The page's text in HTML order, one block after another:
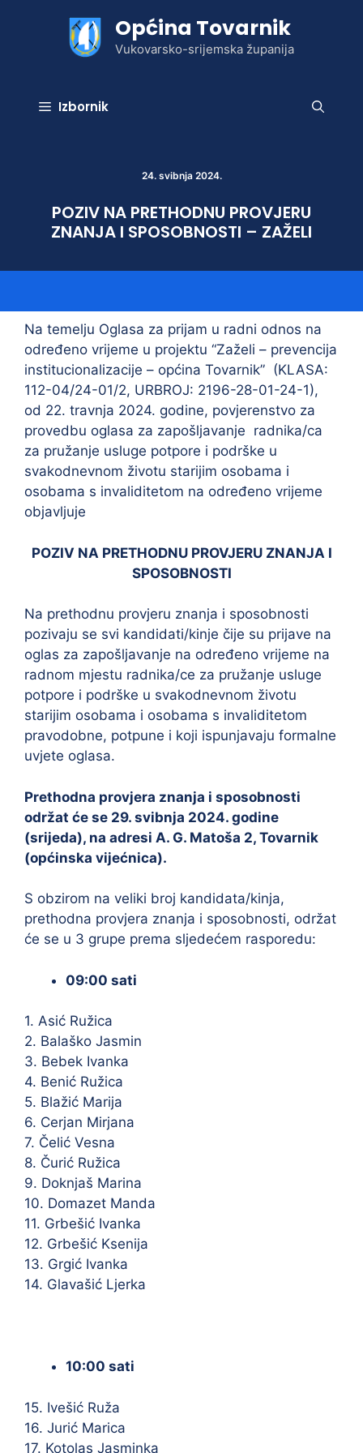
Općina Tovarnik
Vukovarsko-srijemska županija
Izbornik
24. svibnja 2024.
POZIV NA PRETHODNU PROVJERU
ZNANJA I SPOSOBNOSTI – ZAŽELI
Na temelju Oglasa za prijam u radni odnos na
određeno vrijeme u projektu “Zaželi – prevencija
institucionalizacije – općina Tovarnik” (KLASA:
112-04/24-01/2, URBROJ: 2196-28-01-24-1),
od 22. travnja 2024. godine, povjerenstvo za
provedbu oglasa za zapošljavanje radnika/ca
za pružanje usluge potpore i podrške u
svakodnevnom životu starijim osobama i
osobama s invaliditetom na određeno vrijeme
objavljuje
POZIV NA PRETHODNU PROVJERU ZNANJA I
SPOSOBNOSTI
Na prethodnu provjeru znanja i sposobnosti
pozivaju se svi kandidati/kinje čije su prijave na
oglas za zapošljavanje na određeno vrijeme na
radnom mjestu radnika/ce za pružanje usluge
potpore i podrške u svakodnevnom životu
starijim osobama i osobama s invaliditetom
pravodobne, potpune i koji ispunjavaju formalne
uvjete oglasa.
Prethodna provjera znanja i sposobnosti
održat će se 29. svibnja 2024. godine
(srijeda), na adresi A. G. Matoša 2, Tovarnik
(općinska vijećnica).
S obzirom na veliki broj kandidata/kinja,
prethodna provjera znanja i sposobnosti, održat
će se u 3 grupe prema sljedećem rasporedu:
09:00 sati
1. Asić Ružica
2. Balaško Jasmin
3. Bebek Ivanka
4. Benić Ružica
5. Blažić Marija
6. Cerjan Mirjana
7. Čelić Vesna
8. Čurić Ružica
9. Doknjaš Marina
10. Domazet Manda
11. Grbešić Ivanka
12. Grbešić Ksenija
13. Grgić Ivanka
14. Glavašić Ljerka
10:00 sati
15. Ivešić Ruža
16. Jurić Marica
17. Kotolas Jasminka